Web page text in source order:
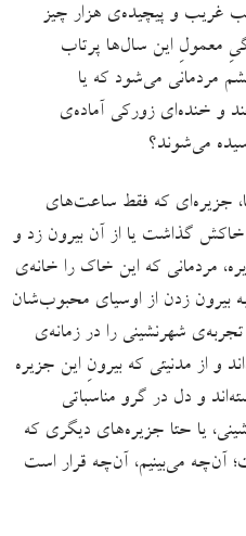
غریب و پیچیده‌ی هزار چیز
معمولِ این سال‌ها پرتاب
مردمانی می‌شود که یا
و خنده‌ای زورکی آماده‌ی
می‌شوند؟
جزیره‌ای که فقط ساعت‌های
گذاشت یا از آن بیرون زد و
مردمانی که این خاک را خانه‌ی
بیرون زدن از اوسیای محبوب‌شان
تجربه‌ی شهرنشینی را در زمانه‌ی
و از مدنیتی که بیرونِ این جزیره
و دل در گرو مناسباتی
یا حتا جزیره‌های دیگری که
آن‌چه می‌بینیم، آن‌چه قرار است